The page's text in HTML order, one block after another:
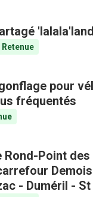
Retenue
pour
fréquentés
Rond-Point des
- Duméril -